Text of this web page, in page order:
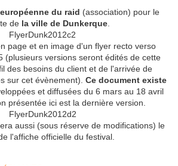
du raid (association) pour le
de la ville de Dunkerque.
page et en image d'un flyer recto verso
(plusieurs versions seront édités de cette
des besoins du client et de l'arrivée de
sur cet évènement). Ce document existe
et diffusées du 6 mars au 18 avril
présentée ici est la dernière version.
aussi (sous réserve de modifications) le
l'affiche officielle du festival.